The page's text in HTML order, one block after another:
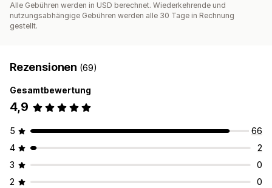
Alle Gebühren werden in USD berechnet. Wiederkehrende und
nutzungsabhängige Gebühren werden alle 30 Tage in Rechnung
gestellt.
Rezensionen (69)
Gesamtbewertung
4,9
5
66
4
2
3
0
2
0